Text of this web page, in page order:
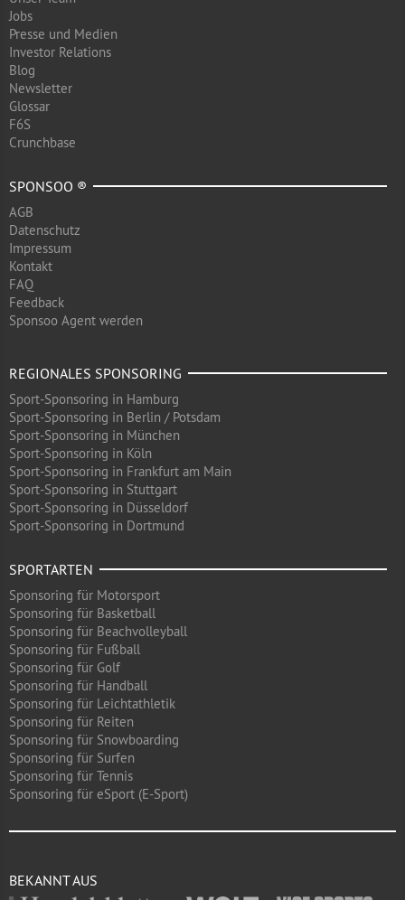
Jobs
Presse und Medien
Investor Relations
Blog
Newsletter
Glossar
F6S
Crunchbase
SPONSOO ®
AGB
Datenschutz
Impressum
Kontakt
FAQ
Feedback
Sponsoo Agent werden
REGIONALES SPONSORING
Sport-Sponsoring in Hamburg
Sport-Sponsoring in Berlin / Potsdam
Sport-Sponsoring in München
Sport-Sponsoring in Köln
Sport-Sponsoring in Frankfurt am Main
Sport-Sponsoring in Stuttgart
Sport-Sponsoring in Düsseldorf
Sport-Sponsoring in Dortmund
SPORTARTEN
Sponsoring für Motorsport
Sponsoring für Basketball
Sponsoring für Beachvolleyball
Sponsoring für Fußball
Sponsoring für Golf
Sponsoring für Handball
Sponsoring für Leichtathletik
Sponsoring für Reiten
Sponsoring für Snowboarding
Sponsoring für Surfen
Sponsoring für Tennis
Sponsoring für eSport (E-Sport)
BEKANNT AUS